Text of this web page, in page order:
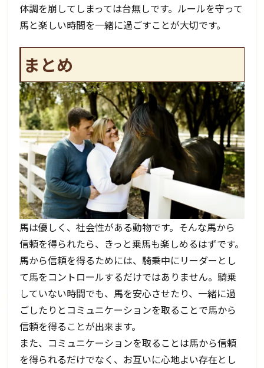
体調を崩してしまっては台無しです。ルールを守って
馬と楽しい時間を一緒に過ごすことが大切です。
まとめ
馬は優しく、社会性がある動物です。そんな馬から
信頼を得られたら、きっと乗馬も楽しめるはずです。
馬から信頼を得るためには、騎乗中にリーダーとし
て馬をコントロールするだけではありません。騎乗
していない時間でも、馬を安心させたり、一緒に過
ごしたりとコミュニケーションを取ることで馬から
信頼を得ることが出来ます。
また、コミュニケーションを取ることは馬から信頼
を得られるだけでなく、お互いに心地よい存在とし